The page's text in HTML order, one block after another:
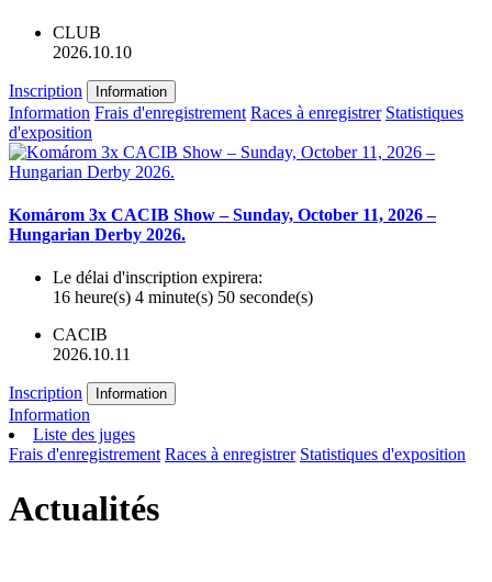
CLUB
2026.10.10
Inscription Information
Information Frais d'enregistrement Races à enregistrer Statistiques
d'exposition
Komárom 3x CACIB Show – Sunday, October 11, 2026 –
Hungarian Derby 2026.
Le délai d'inscription expirera:
16 heure(s) 4 minute(s) 50 seconde(s)
CACIB
2026.10.11
Inscription Information
Information
Liste des juges
Frais d'enregistrement Races à enregistrer Statistiques d'exposition
Actualités